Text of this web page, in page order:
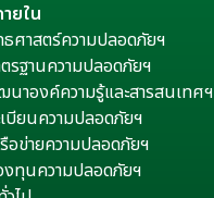
ยใน
ศาสตร์ความปลอดภัยฯ
รฐานความปลอดภัยฯ
าองค์ความรู้และสารสนเทศฯ
บียนความปลอดภัยฯ
อข่ายความปลอดภัยฯ
ทุนความปลอดภัยฯ